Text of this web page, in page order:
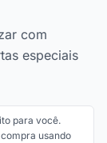
com
especiais
para você.
usando